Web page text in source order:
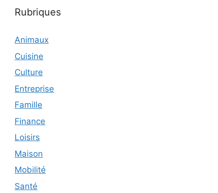
Rubriques
Animaux
Cuisine
Culture
Entreprise
Famille
Finance
Loisirs
Maison
Mobilité
Santé